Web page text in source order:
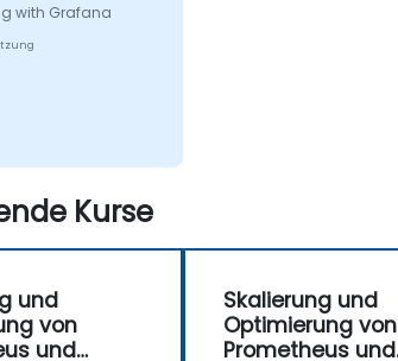
with Grafana
Kurse
und
von
und
Skalierung und
Optimierung von
Prometheus und